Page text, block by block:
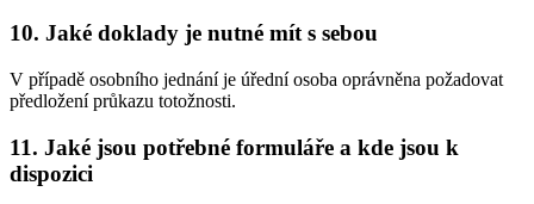
10. Jaké doklady je nutné mít s sebou
V případě osobního jednání je úřední osoba oprávněna požadovat
předložení průkazu totožnosti.
11. Jaké jsou potřebné formuláře a kde jsou k
dispozici